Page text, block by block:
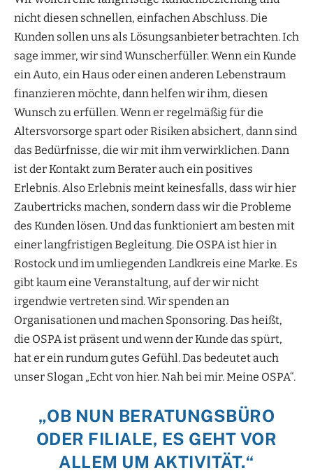
nicht diesen schnellen, einfachen Abschluss. Die
Kunden sollen uns als Lösungsanbieter betrachten. Ich
sage immer, wir sind Wunscherfüller. Wenn ein Kunde
ein Auto, ein Haus oder einen anderen Lebenstraum
finanzieren möchte, dann helfen wir ihm, diesen
Wunsch zu erfüllen. Wenn er regelmäßig für die
Altersvorsorge spart oder Risiken absichert, dann sind
das Bedürfnisse, die wir mit ihm verwirklichen. Dann
ist der Kontakt zum Berater auch ein positives
Erlebnis. Also Erlebnis meint keinesfalls, dass wir hier
Zaubertricks machen, sondern dass wir die Probleme
des Kunden lösen. Und das funktioniert am besten mit
einer langfristigen Begleitung. Die OSPA ist hier in
Rostock und im umliegenden Landkreis eine Marke. Es
gibt kaum eine Veranstaltung, auf der wir nicht
irgendwie vertreten sind. Wir spenden an
Organisationen und machen Sponsoring. Das heißt,
die OSPA ist präsent und wenn der Kunde das spürt,
hat er ein rundum gutes Gefühl. Das bedeutet auch
unser Slogan „Echt von hier. Nah bei mir. Meine OSPA“.
„OB NUN BERATUNGSBÜRO
ODER FILIALE, ES GEHT VOR
ALLEM UM AKTIVITÄT.“